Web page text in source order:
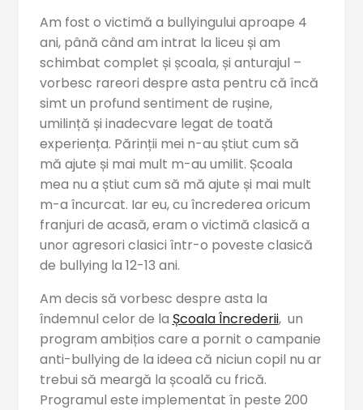
Am fost o victimă a bullyingului aproape 4
ani, până când am intrat la liceu și am
schimbat complet și școala, și anturajul –
vorbesc rareori despre asta pentru că încă
simt un profund sentiment de rușine,
umilință și inadecvare legat de toată
experiența. Părinții mei n-au știut cum să
mă ajute și mai mult m-au umilit. Școala
mea nu a știut cum să mă ajute și mai mult
m-a încurcat. Iar eu, cu încrederea oricum
franjuri de acasă, eram o victimă clasică a
unor agresori clasici într-o poveste clasică
de bullying la 12-13 ani.
Am decis să vorbesc despre asta la
îndemnul celor de la Școala Încrederii, un
program ambițios care a pornit o campanie
anti-bullying de la ideea că niciun copil nu ar
trebui să meargă la școală cu frică.
Programul este implementat în peste 200